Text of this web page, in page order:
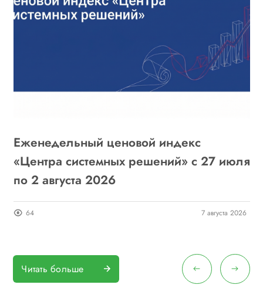
Еженедельный ценовой индекс
«Центра системных решений» с 27 июля
по 2 августа 2026
64 7 августа 2026
Читать больше